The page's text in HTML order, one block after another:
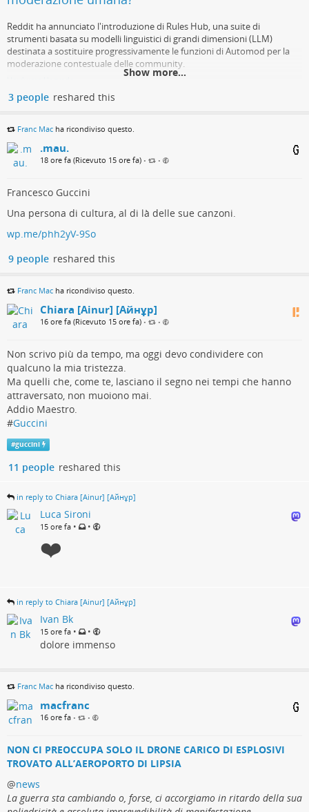
ship doctor warns sailors may go insane
Families of sailors and Marines aboard the USS Abraham Lincoln are
raising urgent concerns about deteriorating conditions on the aircraft
months in combat operations.
Reddit ha annunciato l'introduzione di Rules Hub, una suite di
strumenti basata su modelli linguistici di grandi dimensioni (LLM)
destinata a sostituire progressivamente le funzioni di Automod per la
moderazione contestuale delle community.
Show more...
3 people reshared this
Franc Mac ha ricondiviso questo.
.mau.
18 ore fa (Ricevuto 15 ore fa) • •
Francesco Guccini
Una persona di cultura, al di là delle sue canzoni.
wp.me/phh2yV-9So
9 people reshared this
Franc Mac ha ricondiviso questo.
Chiara [Ainur] [Айнұр]
16 ore fa (Ricevuto 15 ore fa) • •
Non scrivo più da tempo, ma oggi devo condividere con
qualcuno la mia tristezza.
Ma quelli che, come te, lasciano il segno nei tempi che hanno
attraversato, non muoiono mai.
Addio Maestro.
#Guccini
#guccini
11 people reshared this
in reply to Chiara [Ainur] [Айнұр]
Luca Sironi
15 ore fa • •
❤️
in reply to Chiara [Ainur] [Айнұр]
Ivan Bk
15 ore fa • •
dolore immenso
Franc Mac ha ricondiviso questo.
macfranc
16 ore fa • •
NON CI PREOCCUPA SOLO IL DRONE CARICO DI ESPLOSIVI
TROVATO ALL’AEROPORTO DI LIPSIA
@news
La guerra sta cambiando o, forse, ci accorgiamo in ritardo della sua